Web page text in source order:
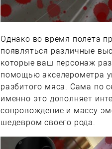
Однако во время полета
появляться различные
которые ваш персонаж
помощью акселерометра
разбитого мяса. Сама по
именно это дополняет
сопровождение и массу
шедевром своего рода.